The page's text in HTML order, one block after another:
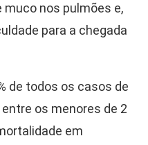
nos pulmões e,
para a chegada
de todos os casos de
os menores de 2
em